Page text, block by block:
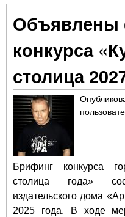
Объявлены
конкурса
столица
Брифинг конкурса
столица года»
издательского дома
2025 года. В ходе